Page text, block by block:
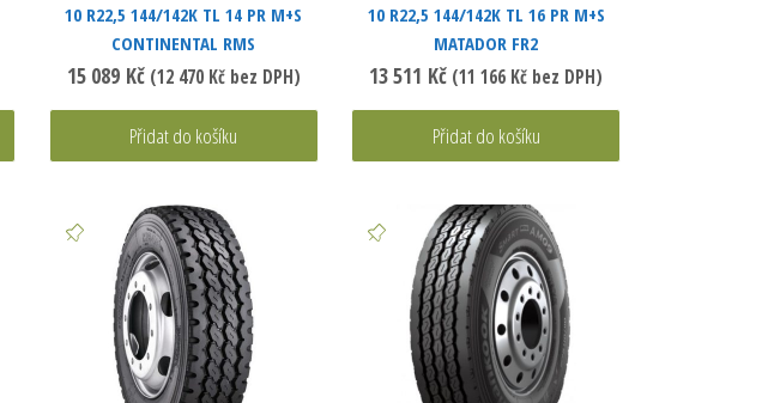
10 R22,5 144/142K TL 14 PR M+S
CONTINENTAL RMS
15 089 Kč (12 470 Kčbez DPH)
Přidat do košíku
10 R22,5 144/142K TL 16 PR M+S
MATADOR FR2
13 511 Kč (11 166 Kč bez DPH)
Přidat do košíku